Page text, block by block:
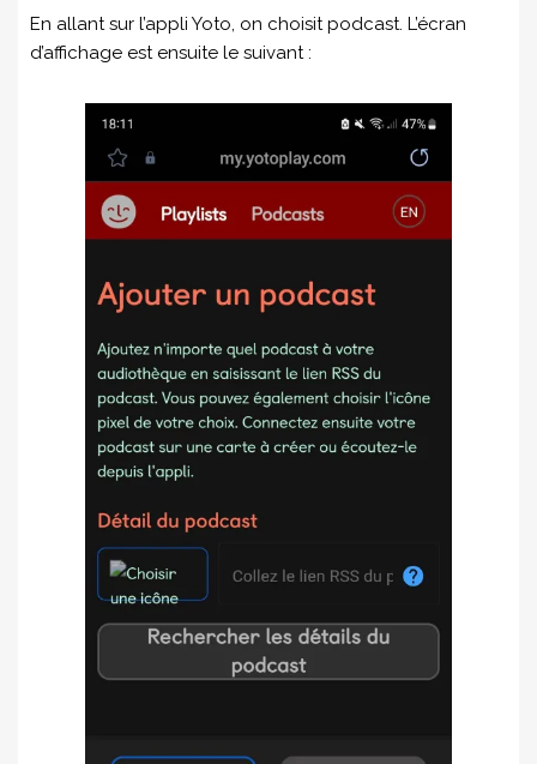
En allant sur l’appli Yoto, on choisit podcast. L’écran
d’affichage est ensuite le suivant :